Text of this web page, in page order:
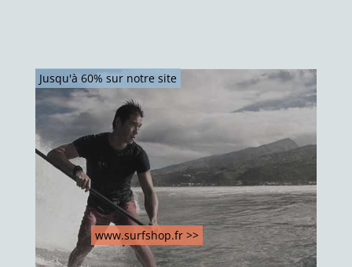
www.surfshop.fr >>
Jusqu'à 60% sur notre site